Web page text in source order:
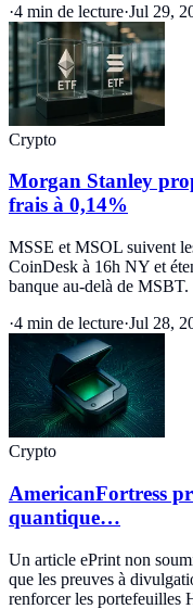
·4 min de lecture·Jul 29,
Crypto
Morgan Stanley
frais à 0,14%
MSSE et MSOL suivent
CoinDesk à 16h NY et
banque au-delà de MSBT.
·4 min de lecture·Jul 28,
Crypto
AmericanFortress
quantique…
Un article ePrint non
que les preuves à
renforcer les portefeuilles